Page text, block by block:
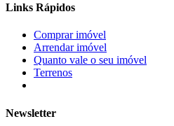
Links Rápidos
Comprar imóvel
Arrendar imóvel
Quanto vale o seu imóvel
Terrenos
Newsletter